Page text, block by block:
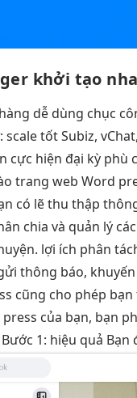
khởi tạo
dễ dùng chục
scale tốtSubiz, vChat,
cực hiện đại kỳ phù
trang web Word
có lẽ thu thập
chia và quản lý
lợi ích phân
thông báo,
cũng cho phép
của bạn, bạn
Bước 1: hiệu quả Bạn